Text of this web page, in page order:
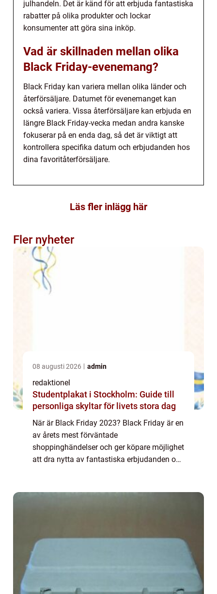
julhandeln. Det är känd för att erbjuda fantastiska
rabatter på olika produkter och lockar
konsumenter att göra sina inköp.
Vad är skillnaden mellan olika
Black Friday-evenemang?
Black Friday kan variera mellan olika länder och
återförsäljare. Datumet för evenemanget kan
också variera. Vissa återförsäljare kan erbjuda en
längre Black Friday-vecka medan andra kanske
fokuserar på en enda dag, så det är viktigt att
kontrollera specifika datum och erbjudanden hos
dina favoritåterförsäljare.
Läs fler inlägg här
Fler nyheter
08 augusti 2026 admin
redaktionel
Studentplakat i Stockholm: Guide till
personliga skyltar för livets stora dag
När är Black Friday 2023? Black Friday är en
av årets mest förväntade
shoppinghändelser och ger köpare möjlighet
att dra nytta av fantastiska erbjudanden och